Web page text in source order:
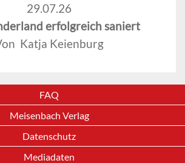
29.07.26
erfolgreich saniert
Katja Keienburg
FAQ
Meisenbach Verlag
Datenschutz
Mediadaten